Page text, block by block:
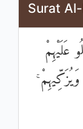
Surat
عَلَيْهِمْ